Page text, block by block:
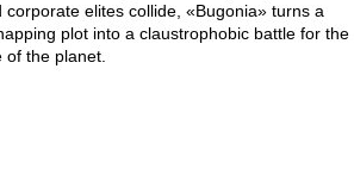
corporate elites collide, «Bugonia» turns a
plot into a claustrophobic battle for the
of the planet.